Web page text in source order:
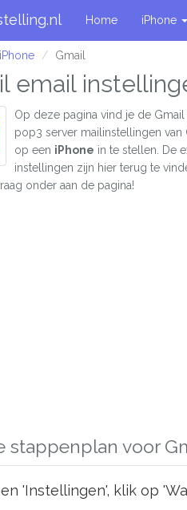
Home iPhone
iPhone Gmail
email
Op deze pagina vind je de
pop3 server mailinstellingen
op een iPhone in te stellen. De
instellingen zijn hier terug te
onder aan de pagina!
stappenplan voor
'Instellingen', klik op